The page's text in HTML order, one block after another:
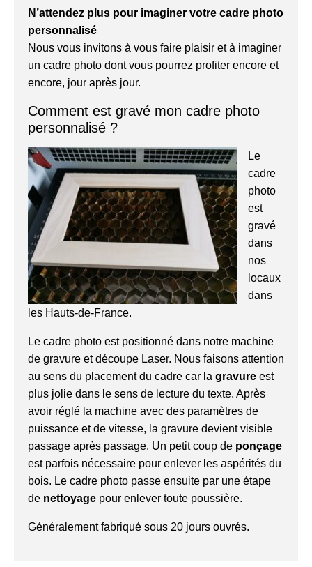
N’attendez plus pour imaginer votre cadre photo
personnalisé
Nous vous invitons à vous faire plaisir et à imaginer
un cadre photo dont vous pourrez profiter encore et
encore, jour après jour.
Comment est gravé mon cadre photo
personnalisé ?
Le
cadre
photo
est
gravé
dans
nos
locaux
dans
les Hauts-de-France.
Le cadre photo est positionné dans notre machine
de gravure et découpe Laser. Nous faisons attention
au sens du placement du cadre car la gravure est
plus jolie dans le sens de lecture du texte. Après
avoir réglé la machine avec des paramètres de
puissance et de vitesse, la gravure devient visible
passage après passage. Un petit coup de ponçage
est parfois nécessaire pour enlever les aspérités du
bois. Le cadre photo passe ensuite par une étape
de nettoyage pour enlever toute poussière.
Généralement fabriqué sous 20 jours ouvrés.